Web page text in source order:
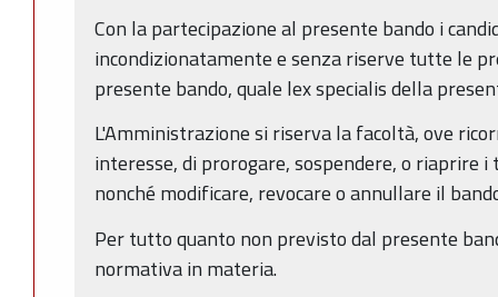
Con la partecipazione al presente bando i
incondizionatamente e senza riserve tutte le
presente bando, quale lex specialis della
L'Amministrazione si riserva la facoltà, ove
interesse, di prorogare, sospendere, o riaprire
nonché modificare, revocare o annullare il
Per tutto quanto non previsto dal presente
normativa in materia.